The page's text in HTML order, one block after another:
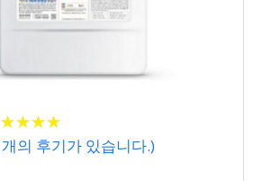
★★★★
★★★★
개의 후기가 있습니다.)